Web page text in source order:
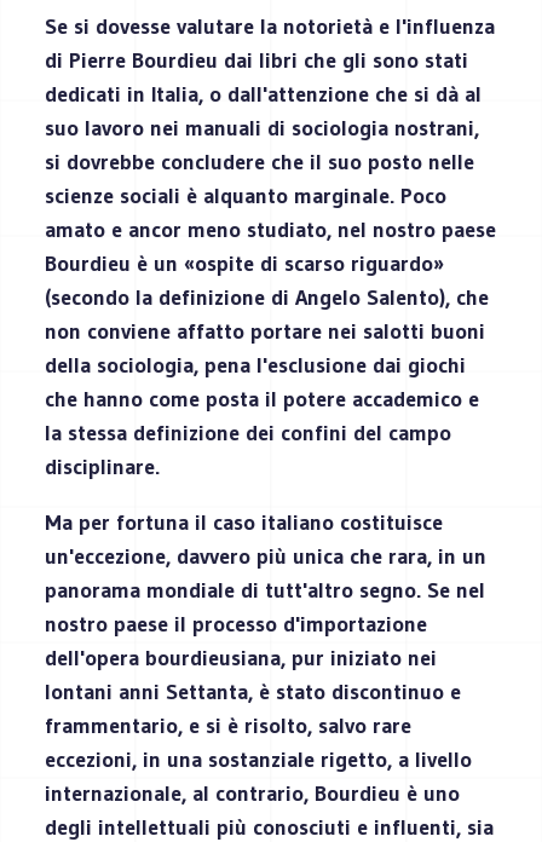
Se si dovesse valutare la notorietà e l'influenza
di Pierre Bourdieu dai libri che gli sono stati
dedicati in Italia, o dall'attenzione che si dà al
suo lavoro nei manuali di sociologia nostrani,
si dovrebbe concludere che il suo posto nelle
scienze sociali è alquanto marginale. Poco
amato e ancor meno studiato, nel nostro paese
Bourdieu è un «ospite di scarso riguardo»
(secondo la definizione di Angelo Salento), che
non conviene affatto portare nei salotti buoni
della sociologia, pena l'esclusione dai giochi
che hanno come posta il potere accademico e
la stessa definizione dei confini del campo
disciplinare.
Ma per fortuna il caso italiano costituisce
un'eccezione, davvero più unica che rara, in un
panorama mondiale di tutt'altro segno. Se nel
nostro paese il processo d'importazione
dell'opera bourdieusiana, pur iniziato nei
lontani anni Settanta, è stato discontinuo e
frammentario, e si è risolto, salvo rare
eccezioni, in una sostanziale rigetto, a livello
internazionale, al contrario, Bourdieu è uno
degli intellettuali più conosciuti e influenti, sia